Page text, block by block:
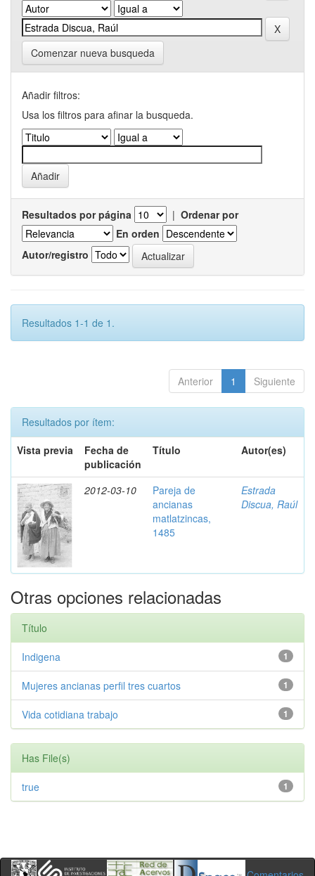
Comenzar nueva busqueda
Añadir filtros:
Usa los filtros para afinar la busqueda.
Resultados por página | Ordenar por
En orden
Autor/registro
Resultados 1-1 de 1.
Anterior 1 Siguiente
Resultados por ítem:
Vista previa
Fecha de
publicación
Título Autor(es)
2012-03-10
Pareja de
ancianas
matlatzincas,
1485
Estrada
Discua, Raúl
Otras opciones relacionadas
Título
1
Indigena
1
Mujeres ancianas perfil tres cuartos
1
Vida cotidiana trabajo
Has File(s)
1
true